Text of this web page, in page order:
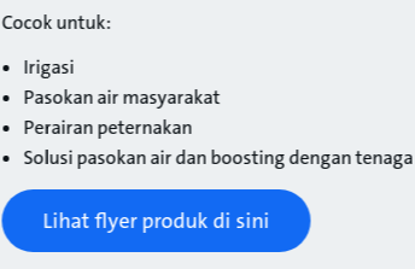
Cocok untuk:
Irigasi
Pasokan air masyarakat
Perairan peternakan
Solusi pasokan air dan boosting dengan
Lihat flyer produk di sini